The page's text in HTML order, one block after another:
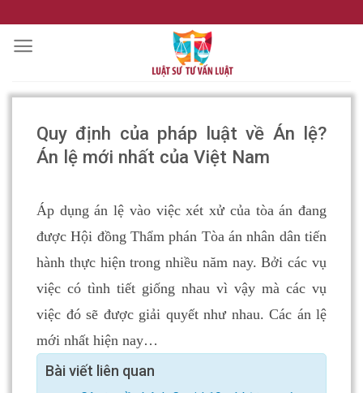
to
content
Quy định của pháp luật về Án lệ?
Án lệ mới nhất của Việt Nam
Áp dụng án lệ vào việc xét xử của tòa án đang
được Hội đồng Thẩm phán Tòa án nhân dân tiến
hành thực hiện trong nhiều năm nay. Bởi các vụ
việc có tình tiết giống nhau vì vậy mà các vụ
việc đó sẽ được giải quyết như nhau. Các án lệ
mới nhất hiện nay…
Bài viết liên quan